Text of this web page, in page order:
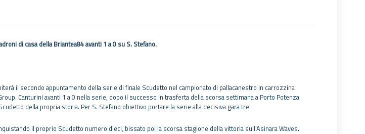
di casa della Briantea84 avanti 1 a 0 su S. Stefano.
il secondo appuntamento della serie di finale Scudetto nel campionato di pallacanestro in carrozzina
Canturini avanti 1 a 0 nella serie, dopo il successo in trasferta della scorsa settimana a Porto Potenza
della propria storia. Per S. Stefano obiettivo portare la serie alla decisiva gara tre.
il proprio Scudetto numero dieci, bissato poi la scorsa stagione della vittoria sull’Asinara Waves.